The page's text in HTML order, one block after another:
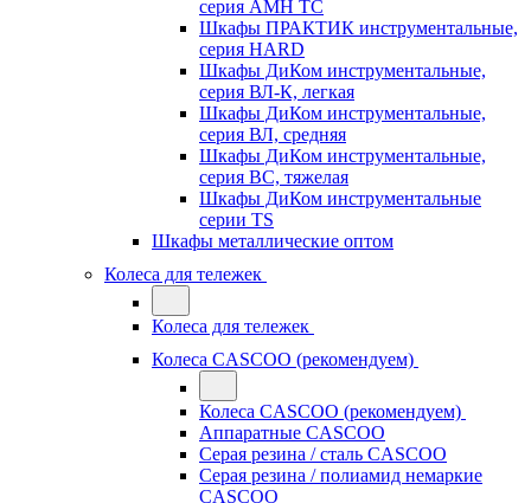
серия AMH TC
Шкафы ПРАКТИК инструментальные,
серия HARD
Шкафы ДиКом инструментальные,
cерия ВЛ-К, легкая
Шкафы ДиКом инструментальные,
серия ВЛ, средняя
Шкафы ДиКом инструментальные,
серия ВС, тяжелая
Шкафы ДиКом инструментальные
серии TS
Шкафы металлические оптом
Колеса для тележек
Колеса для тележек
Колеса CASCOO (рекомендуем)
Колеса CASCOO (рекомендуем)
Аппаратные CASCOO
Серая резина / сталь CASCOO
Серая резина / полиамид немаркие
CASCOO